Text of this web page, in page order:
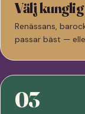
Välj
Renässans,
passar bäst —
03